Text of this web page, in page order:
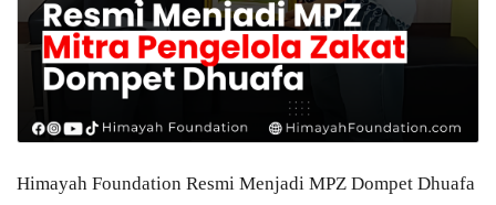
Himayah Foundation Resmi Menjadi MPZ Dompet Dhuafa